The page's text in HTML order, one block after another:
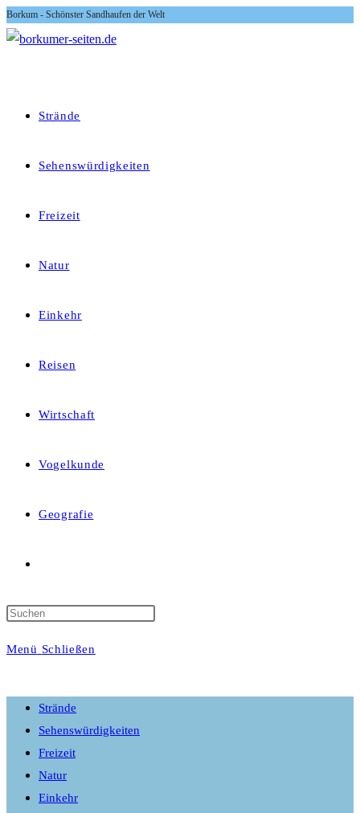
Zum
Inhalt
Borkum - Schönster Sandhaufen der Welt
Strände
Sehenswürdigkeiten
Freizeit
Natur
Einkehr
Reisen
Wirtschaft
Vogelkunde
Geografie
Suche
Menü Schließen
Strände
Sehenswürdigkeiten
Freizeit
Natur
Einkehr